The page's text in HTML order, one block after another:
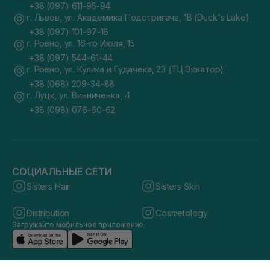
+38 (097) 611-95-94
г. Львов, ул. Академика Подстригача, 1В (Duck's Lake)
+38 (097) 101-97-16
г. Ровно, ул. 16-го Июля, 15
+38 (097) 544-61-44
г. Ровно, ул. Кулика и Гудачека, 23 (ТЦ Экватор)
+38 (068) 209-34-88
г. Луцк, ул. Винниченка, 4
+38 (098) 076-60-62
СОЦИАЛЬНЫЕ СЕТИ
Sisters Hair Sisters Skin
Distribution Cosmetology
Загружайте мобильное приложение